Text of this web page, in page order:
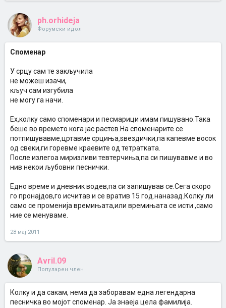
ph.orhideja
Форумски идол
Споменар
У срцу сам те закључила
не можеш изачи,
кључ сам изгубила
не могу га начи.
Ех,колку само споменари и песмарици имам пишувано.Така
беше во времето кога јас растев.На споменарите се
потпишувавме,цртавме срциња,ѕвездички,па капевме восок
од свеки,ги горевме краевите од тетратката.
После излегоа миризливи тевтерчиња,па си пишувавме и во
нив некои љубовни песнички.
Едно време и дневник водев,па си запишував се.Сега скоро
го пронајдов,го исчитав и се вратив 15 год.наназад.Колку ли
само се променија времињата,или времињата се исти ,само
ние се менуваме.
28 мај 2011
Avril.09
Популарен член
Колку и да сакам, нема да заборавам една легендарна
песничка во мојот споменар. Ја знаеја цела фамилија.